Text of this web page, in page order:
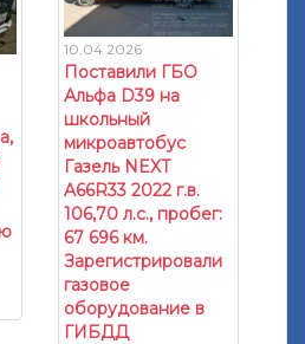
10.04.2026
Поставили ГБО
Альфа D39 на
школьный
микроавтобус
Газель NEXT
A66R33 2022 г.в.
106,70 л.с., пробег:
67 696 км.
Зарегистрировали
газовое
оборудование в
ГИБДД